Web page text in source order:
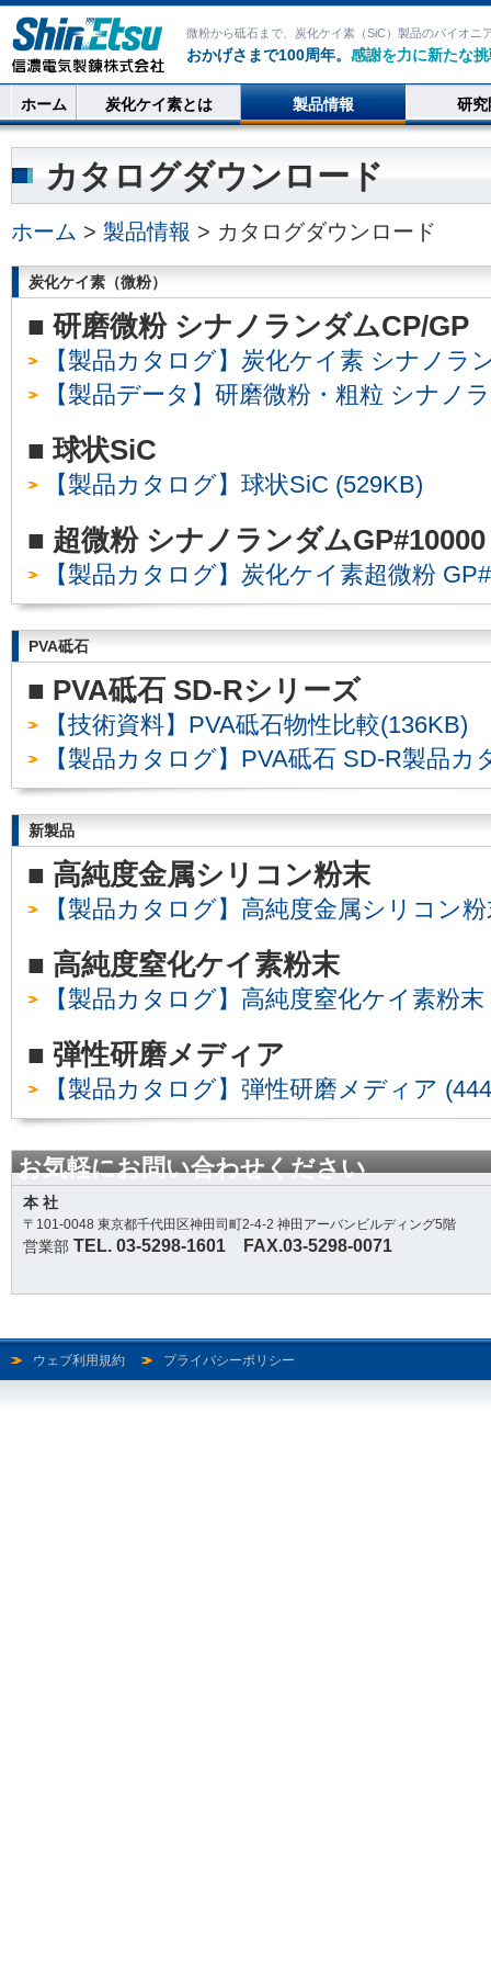
微粉から砥石まで、炭化ケイ素（SiC）製品のパイオニ
おかげさまで100周年。 感謝を力に新たな
ホーム 炭化ケイ素とは 製品情報 研究
カタログダウンロード
ホーム > 製品情報 > カタログダウンロード
炭化ケイ素（微粉）
■ 研磨微粉 シナノランダムCP/GP
【製品カタログ】炭化ケイ素 シナノラ
【製品データ】研磨微粉・粗粒 シナノ
■ 球状SiC
【製品カタログ】球状SiC (529KB)
■ 超微粉 シナノランダムGP#10000
【製品カタログ】炭化ケイ素超微粉
PVA砥石
■ PVA砥石 SD-Rシリーズ
【技術資料】PVA砥石物性比較(136KB)
【製品カタログ】PVA砥石 SD-R製品カ
新製品
■ 高純度金属シリコン粉末
【製品カタログ】高純度金属シリコン
■ 高純度窒化ケイ素粉末
【製品カタログ】高純度窒化ケイ素粉
■ 弾性研磨メディア
【製品カタログ】弾性研磨メディア
お気軽にお問い合わせください
本 社
〒101-0048 東京都千代田区神田司町2-4-2 神田アーバンビルディング5階
営業部 TEL. 03-5298-1601 FAX.03-5298-0071
ウェブ利用規約 プライバシーポリシー